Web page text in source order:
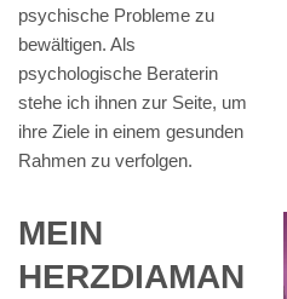
psychische Probleme zu
bewältigen. Als
psychologische Beraterin
stehe ich ihnen zur Seite, um
ihre Ziele in einem gesunden
Rahmen zu verfolgen.
MEIN
HERZDIAMAN